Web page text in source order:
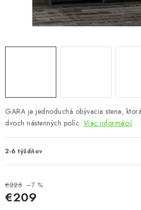
DOPLNKY A DEKORÁCIE
ZÁHRADA
Reklamácie a odstúpenie od zmluvy
GARA je jednoduchá obývacia stena,
dvoch nástenných políc. Viac informácií
2-6 týždňov
€225 –7 %
€209